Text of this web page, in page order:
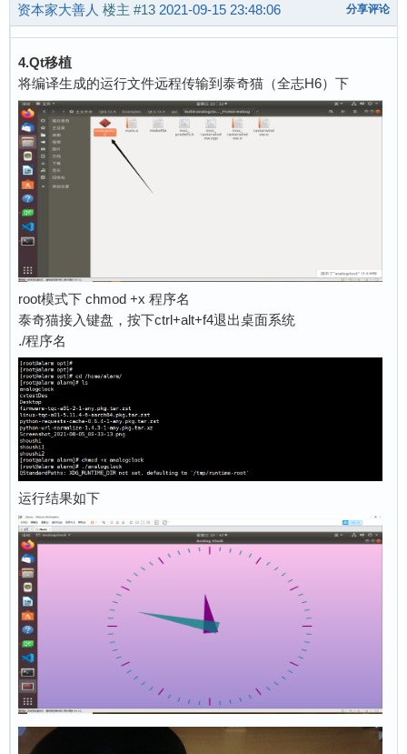
资本家大善人 楼主 #13 2021-09-15 23:48:06 分享评论
4.Qt移植
将编译生成的运行文件远程传输到泰奇猫（全志H6）下
root模式下 chmod +x 程序名
泰奇猫接入键盘，按下ctrl+alt+f4退出桌面系统
./程序名
运行结果如下